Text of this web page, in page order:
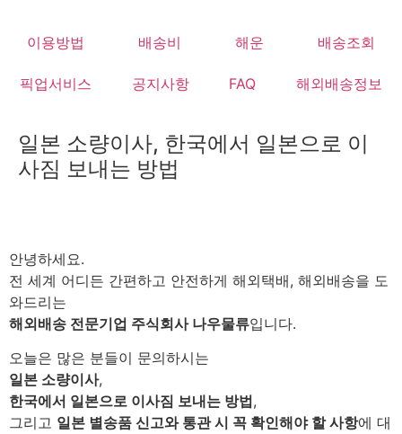
content
이용방법 배송비 해운 배송조회
픽업서비스 공지사항 FAQ 해외배송정보
일본 소량이사, 한국에서 일본으로 이
사짐 보내는 방법
안녕하세요.
전 세계 어디든 간편하고 안전하게 해외택배, 해외배송을 도
와드리는
해외배송 전문기업 주식회사 나우물류입니다.
오늘은 많은 분들이 문의하시는
일본 소량이사,
한국에서 일본으로 이사짐 보내는 방법,
그리고 일본 별송품 신고와 통관 시 꼭 확인해야 할 사항에 대